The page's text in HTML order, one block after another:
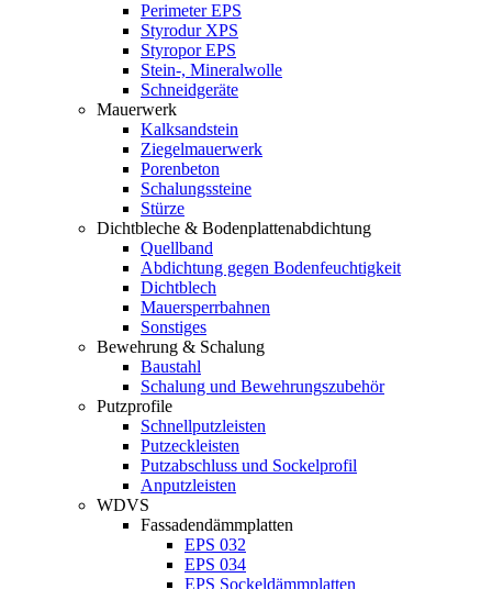
Perimeter EPS
Styrodur XPS
Styropor EPS
Stein-, Mineralwolle
Schneidgeräte
Mauerwerk
Kalksandstein
Ziegelmauerwerk
Porenbeton
Schalungssteine
Stürze
Dichtbleche & Bodenplattenabdichtung
Quellband
Abdichtung gegen Bodenfeuchtigkeit
Dichtblech
Mauersperrbahnen
Sonstiges
Bewehrung & Schalung
Baustahl
Schalung und Bewehrungszubehör
Putzprofile
Schnellputzleisten
Putzeckleisten
Putzabschluss und Sockelprofil
Anputzleisten
WDVS
Fassadendämmplatten
EPS 032
EPS 034
EPS Sockeldämmplatten